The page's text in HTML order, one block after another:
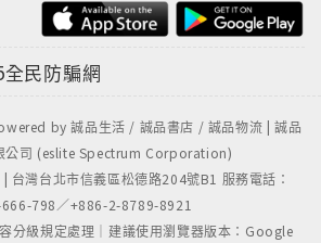
全民防騙網
by 誠品生活 / 誠品書店 / 誠品物流 | 誠品
公司 (eslite Spectrum Corporation)
台灣台北市信義區松德路204號B1 服務電話：
798／+886-2-8789-8921
分級規定處理｜建議使用瀏覽器版本：Google